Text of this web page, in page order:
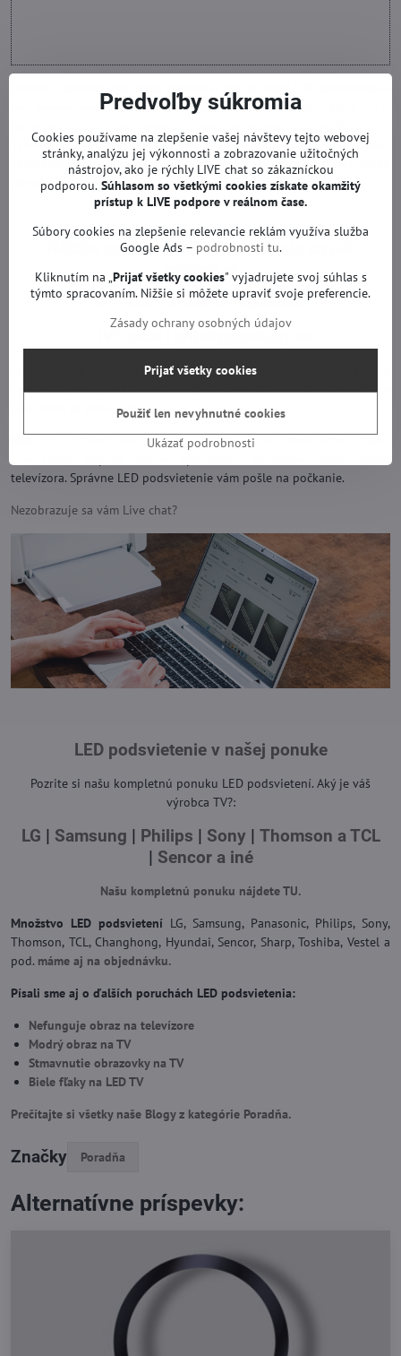
na vašom alebo podobnom televízore?Desiatky našich LED
výmenu TV podsvietenia krok po kroku. Stačí si otvoriť
kategóriuLED podsvieteniea v parametroch zapnúť filter: Video
návod – Áno.
Nájdite správne LED podsvietenie za pár
sekúnd
✅
Je to naozaj jednoduché:Napíšte nám.
LIVE chat tvdiely@tvdiely.sk
Písať môžete každý deň od 08:00 do 18:00 hod. Pracujeme a
komunikujeme aj cez víkend a odpovedáme do niekoľkých minút (na
Live chate za pár sekúnd).
Náš TIP:V pravom dolnom rohu môžete vidieť hnedú ikonu nášho
televízora. Správne LED podsvietenie vám pošle na počkanie.
Nezobrazuje sa vám Live chat?
LED podsvietenie v našej ponuke
Pozrite si našu kompletnú ponuku LED podsvietení. Aký je váš
výrobca TV?:
LG | Samsung | Philips | Sony| Thomson a TCL
| Sencor a iné
Našu kompletnú ponuku nájdete TU.
Množstvo LED podsvietení LG, Samsung, Panasonic, Philips, Sony,
Thomson, TCL, Changhong, Hyundai, Sencor, Sharp, Toshiba, Vestel a
pod. máme aj na objednávku.
Písali sme aj o ďalších poruchách LED podsvietenia:
Nefunguje obraz na televízore
Modrý obraz na TV
Stmavnutie obrazovky na TV
Biele fľaky na LED TV
Prečítajte si všetky naše Blogy z kategórie Poradňa.
Značky Poradňa
Alternatívne príspevky:
Predvoľby súkromia
Cookies používame na zlepšenie vašej návštevy tejto webovej
stránky, analýzu jej výkonnosti a zobrazovanie užitočných
nástrojov, ako je rýchly LIVE chat so zákazníckou
podporou. Súhlasom so všetkými cookies získate okamžitý
prístup k LIVE podpore v reálnom čase.
Súbory cookies na zlepšenie relevancie reklám využíva služba
Google Ads – podrobnosti tu.
Kliknutím na „Prijať všetky cookies" vyjadrujete svoj súhlas s
týmto spracovaním. Nižšie si môžete upraviť svoje preferencie.
Zásady ochrany osobných údajov
Ukázať podrobnosti
Prijať všetky cookies
Použiť len nevyhnutné cookies